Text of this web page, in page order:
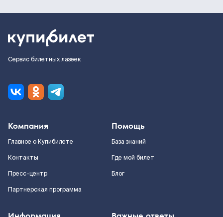
Сервис билетных лазеек
Компания
Главное о Купибилете
Контакты
Пресс-центр
Партнерская программа
Помощь
База знаний
Где мой билет
Блог